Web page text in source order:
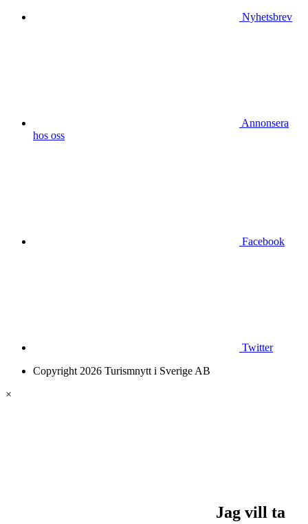
Nyhetsbrev
Annonsera
hos oss
Facebook
Twitter
Copyright 2026 Turismnytt i Sverige AB
×
Jag vill ta